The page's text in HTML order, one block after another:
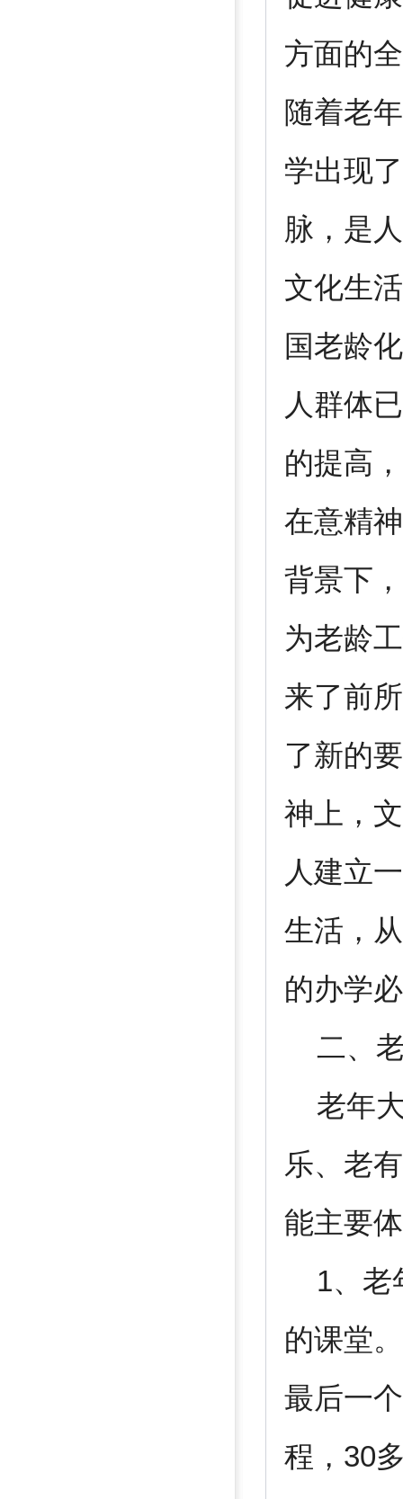
方面的
随着老
学出现
脉，是
文化生
国老龄
人群体
的提高
在意精
背景下
为老龄
来了前
了新的
神上，
人建立
生活，
的办学
二、老
老年大
乐、老
能主要
1、老
的课堂
最后一
程，30